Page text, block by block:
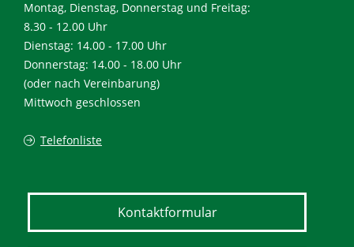
Montag, Dienstag, Donnerstag und Freitag:
8.30 - 12.00 Uhr
Dienstag: 14.00 - 17.00 Uhr
Donnerstag: 14.00 - 18.00 Uhr
(oder nach Vereinbarung)
Mittwoch geschlossen
Telefonliste
Kontaktformular